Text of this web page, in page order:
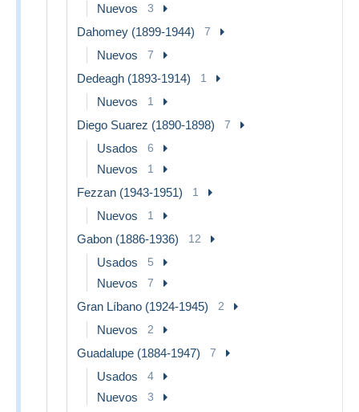
Nuevos 3
Dahomey (1899-1944) 7
Nuevos 7
Dedeagh (1893-1914) 1
Nuevos 1
Diego Suarez (1890-1898) 7
Usados 6
Nuevos 1
Fezzan (1943-1951) 1
Nuevos 1
Gabon (1886-1936) 12
Usados 5
Nuevos 7
Gran Líbano (1924-1945) 2
Nuevos 2
Guadalupe (1884-1947) 7
Usados 4
Nuevos 3